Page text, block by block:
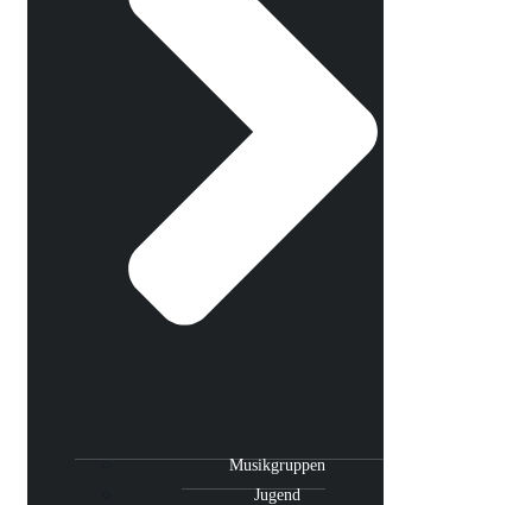
Musikgruppen
Jugend